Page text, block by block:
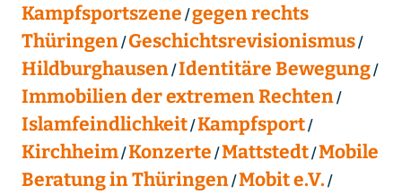
Kampfsportszene gegen rechts
Thüringen Geschichtsrevisionismus
Hildburghausen Identitäre Bewegung
Immobilien der extremen Rechten
Islamfeindlichkeit Kampfsport
Kirchheim Konzerte Mattstedt Mobile
Beratung in Thüringen Mobit e.V.